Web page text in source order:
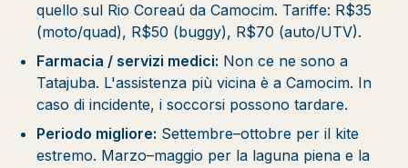
quello sul Rio Coreaú da Camocim. Tariffe: R$35
(moto/quad), R$50 (buggy), R$70 (auto/UTV).
Farmacia / servizi medici: Non ce ne sono a
Tatajuba. L'assistenza più vicina è a Camocim. In
caso di incidente, i soccorsi possono tardare.
Periodo migliore: Settembre–ottobre per il kite
estremo. Marzo–maggio per la laguna piena e la